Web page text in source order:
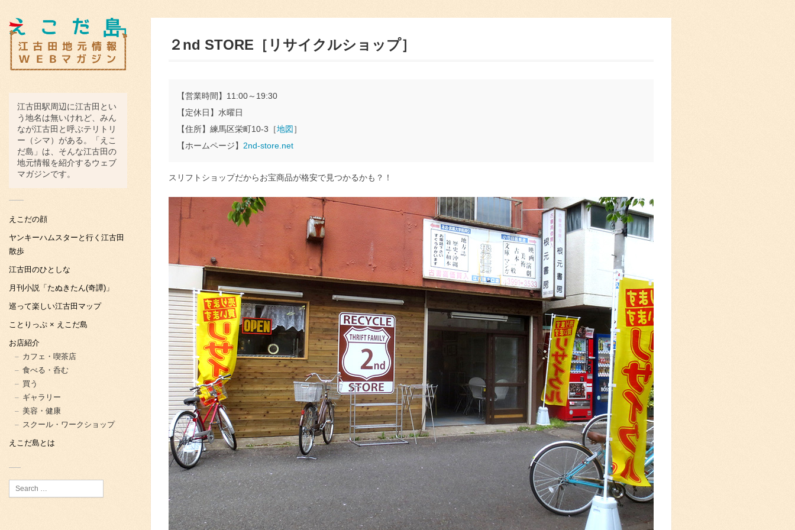
江古田駅周辺に江古田とい
う地名は無いけれど、みん
なが江古田と呼ぶテリトリ
ー（シマ）がある。「えこ
だ島」は、そんな江古田の
地元情報を紹介するウェブ
マガジンです。
えこだの顔
ヤンキーハムスターと行く江古田
散歩
江古田のひとしな
月刊小説「たぬきたん(奇譚)」
巡って楽しい江古田マップ
ことりっぷ × えこだ島
お店紹介
カフェ・喫茶店
食べる・呑む
買う
ギャラリー
美容・健康
スクール・ワークショップ
えこだ島とは
２nd STORE［リサイクルショップ］
【営業時間】11:00～19:30
【定休日】水曜日
【住所】練馬区栄町10-3［地図 ］
【ホームページ】 2nd-store.net
スリフトショップだからお宝商品が格安で見つかるかも？！